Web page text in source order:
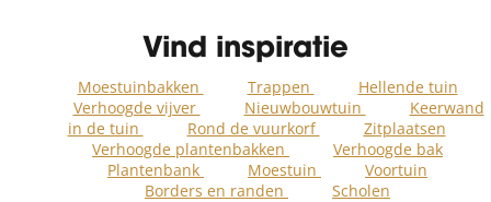
Vind inspiratie
Moestuinbakken Trappen
Hellende tuin
Verhoogde vijver
Nieuwbouwtuin
Keerwand
in de tuin
Rond de vuurkorf
Zitplaatsen
Verhoogde plantenbakken
Verhoogde bak
Plantenbank
Moestuin
Voortuin
Borders en randen
Scholen